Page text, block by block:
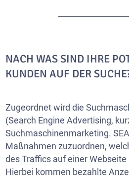
NACH WAS SIND IHRE
KUNDEN AUF DER
Zugeordnet wird die
(Search Engine Advertising,
Suchmaschinenmarketing.
Maßnahmen zuzuordnen,
des Traffics auf einer
Hierbei kommen bezahlte